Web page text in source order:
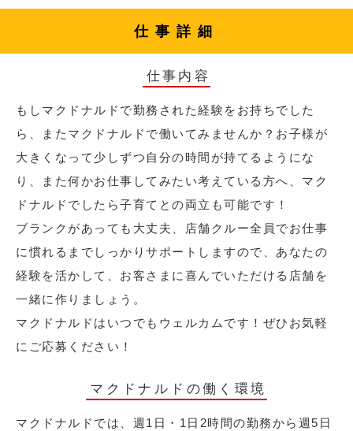
仕事詳細
仕事内容
もしマクドナルドで勤務された経験をお持ちでした
ら、またマクドナルドで働いてみませんか？お子様が
大きくなって少しずつ自分の時間が持てるようにな
り、また何かお仕事してみたい考えている方へ、マク
ドナルドでしたら子育てとの両立も可能です！
ブランクがあっても大丈夫、店舗クルー全員でお仕事
に慣れるまでしっかりサポートしますので、あなたの
経験を活かして、お客さまに喜んでいただける店舗を
一緒に作りましょう。
マクドナルドはいつでもウェルカムです！ぜひお気軽
にご応募ください！
マクドナルドの働く環境
マクドナルドでは、週1日・1日2時間の勤務から週5日